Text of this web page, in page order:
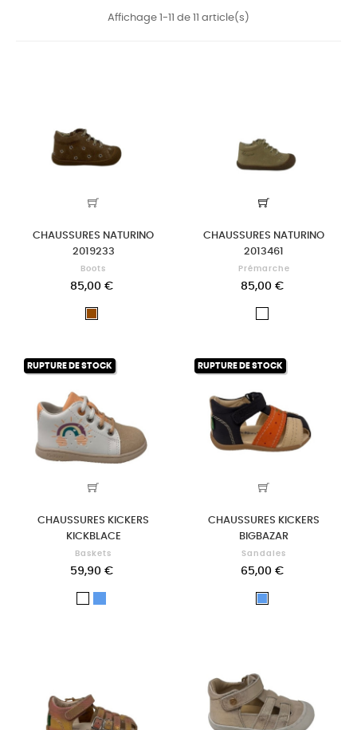
Affichage 1-11 de 11 article(s)
CHAUSSURES NATURINO
2019233
Boots
85,00 €
CHAUSSURES NATURINO
2013461
Prémarche
85,00 €
RUPTURE DE STOCK
CHAUSSURES KICKERS
KICKBLACE
Baskets
59,90 €
RUPTURE DE STOCK
CHAUSSURES KICKERS
BIGBAZAR
Sandales
65,00 €